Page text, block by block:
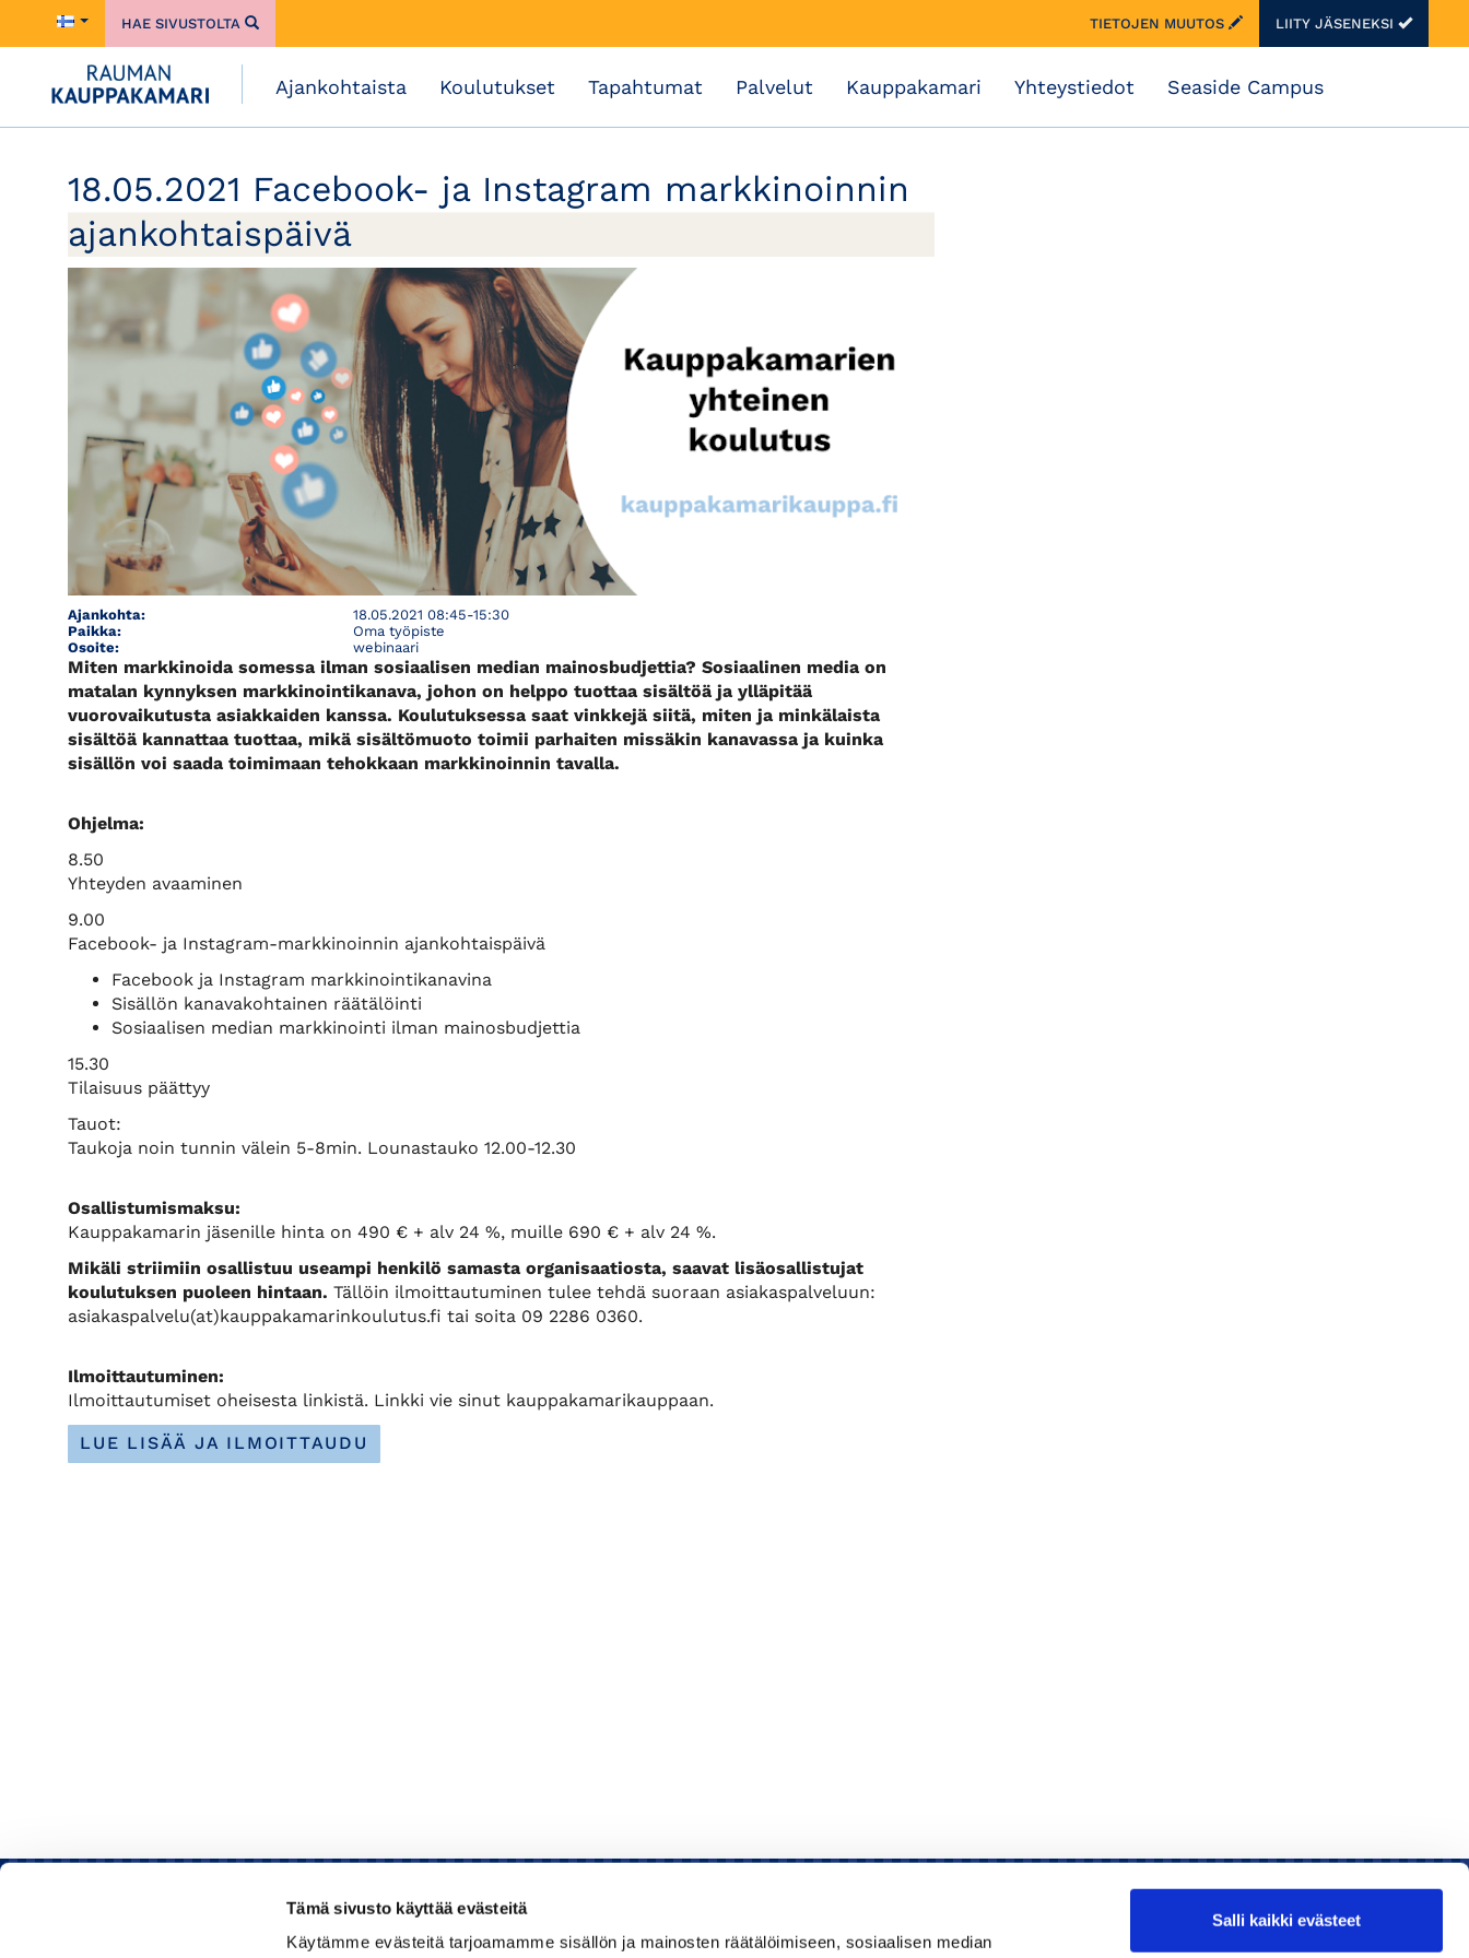
Tämä sivusto käyttää evästeitä
Käytämme evästeitä tarjoamamme sisällön ja mainosten räätälöimiseen, sosiaalisen median
Salli kaikki evästeet
HAE SIVUSTOLTA TIETOJEN MUUTOS LIITY JÄSENEKSI
Ajankohtaista Koulutukset Tapahtumat Palvelut Kauppakamari Yhteystiedot Seaside Campus
18.05.2021 Facebook- ja Instagram markkinoinnin
ajankohtaispäivä
Ajankohta:
18.05.2021 08:45-15:30
Paikka:
Oma työpiste
Osoite:
webinaari
Miten markkinoida somessa ilman sosiaalisen median mainosbudjettia? Sosiaalinen media on
matalan kynnyksen markkinointikanava, johon on helppo tuottaa sisältöä ja ylläpitää
vuorovaikutusta asiakkaiden kanssa. Koulutuksessa saat vinkkejä siitä, miten ja minkälaista
sisältöä kannattaa tuottaa, mikä sisältömuoto toimii parhaiten missäkin kanavassa ja kuinka
sisällön voi saada toimimaan tehokkaan markkinoinnin tavalla.
Ohjelma:
8.50
Yhteyden avaaminen
9.00
Facebook- ja Instagram-markkinoinnin ajankohtaispäivä
Facebook ja Instagram markkinointikanavina
Sisällön kanavakohtainen räätälöinti
Sosiaalisen median markkinointi ilman mainosbudjettia
15.30
Tilaisuus päättyy
Tauot:
Taukoja noin tunnin välein 5-8min. Lounastauko 12.00-12.30
Osallistumismaksu:
Kauppakamarin jäsenille hinta on 490 € + alv 24 %, muille 690 € + alv 24 %.
Mikäli striimiin osallistuu useampi henkilö samasta organisaatiosta, saavat lisäosallistujat
koulutuksen puoleen hintaan. Tällöin ilmoittautuminen tulee tehdä suoraan asiakaspalveluun:
asiakaspalvelu(at)kauppakamarinkoulutus.fi tai soita 09 2286 0360.
Ilmoittautuminen:
Ilmoittautumiset oheisesta linkistä. Linkki vie sinut kauppakamarikauppaan.
LUE LISÄÄ JA ILMOITTAUDU